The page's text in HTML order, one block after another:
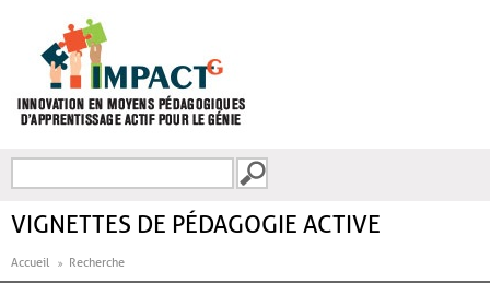
FORMULAIRE DE
VIGNETTES DE PÉDAGOGIE ACTIVE
Accueil Recherche